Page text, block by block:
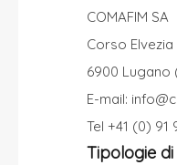
COMAFIM SA
Corso Elvezia
6900 Lugano
E-mail:
Tel +41 (0) 91
Tipologie